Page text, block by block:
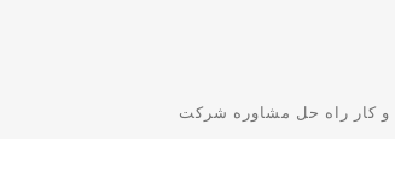
کار راه حل مشاوره شرکت